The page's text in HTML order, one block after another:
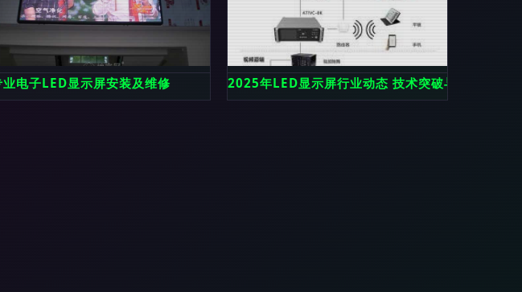
业电子LED显示屏安装及维修 2025年LED显示屏行业动态 技术突破与市场拓展
交互的旗舰选择